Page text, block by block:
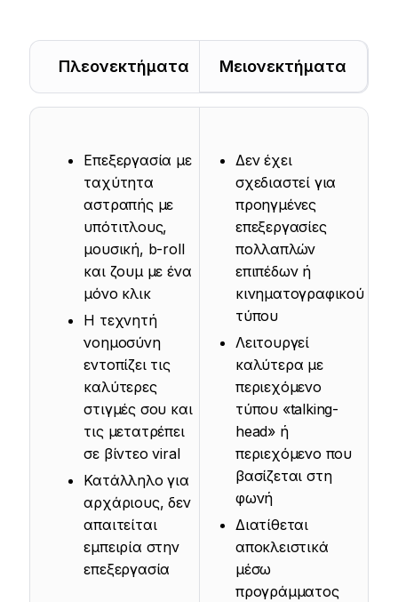
Πλεονεκτήματα Μειονεκτήματα
Επεξεργασία με
ταχύτητα
αστραπής με
υπότιτλους,
μουσική, b-roll
και ζουμ με ένα
μόνο κλικ
Η τεχνητή
νοημοσύνη
εντοπίζει τις
καλύτερες
στιγμές σου και
τις μετατρέπει
σε βίντεο viral
Κατάλληλο για
αρχάριους, δεν
απαιτείται
εμπειρία στην
επεξεργασία
Δεν έχει
σχεδιαστεί για
προηγμένες
επεξεργασίες
πολλαπλών
επιπέδων ή
κινηματογραφικού
τύπου
Λειτουργεί
καλύτερα με
περιεχόμενο
τύπου «talking-
head» ή
περιεχόμενο που
βασίζεται στη
φωνή
Διατίθεται
αποκλειστικά
μέσω
προγράμματος